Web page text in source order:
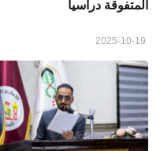
المتفوقة دراسيا